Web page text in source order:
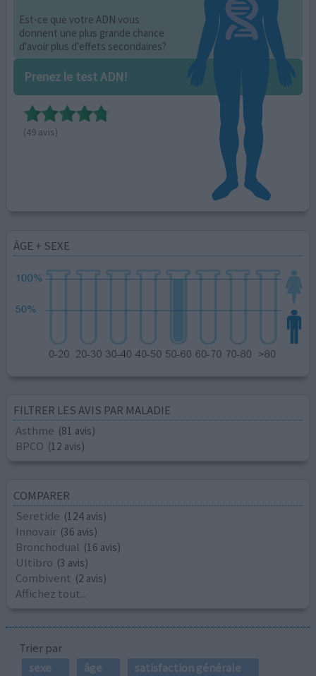
Est-ce que votre ADN vous
donnent une plus grande chance
d'avoir plus d'effets secondaires?
Prenez le test ADN!
(49 avis)
ÂGE + SEXE
FILTRER LES AVIS PAR MALADIE
Asthme (81 avis)
BPCO (12 avis)
COMPARER
Seretide (124 avis)
Innovair (36 avis)
Bronchodual (16 avis)
Ultibro (3 avis)
Combivent (2 avis)
Affichez tout...
Trier par
sexe
âge satisfaction générale